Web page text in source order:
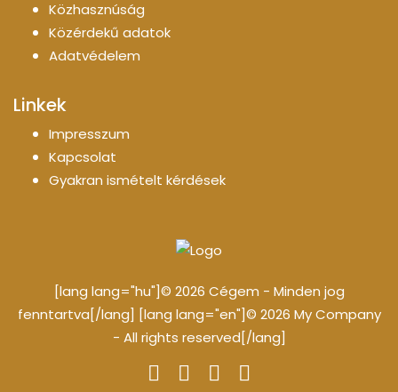
Közhasznúság
Közérdekű adatok
Adatvédelem
Linkek
Impresszum
Kapcsolat
Gyakran ismételt kérdések
[lang lang="hu"]© 2026 Cégem - Minden jog
fenntartva[/lang] [lang lang="en"]© 2026 My Company
- All rights reserved[/lang]